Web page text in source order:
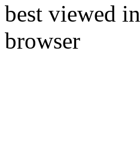
best viewed in
browser